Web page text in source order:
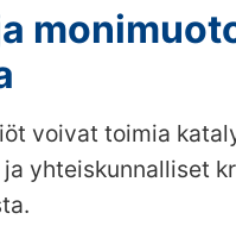
voivat toimia
yhteiskunnalliset